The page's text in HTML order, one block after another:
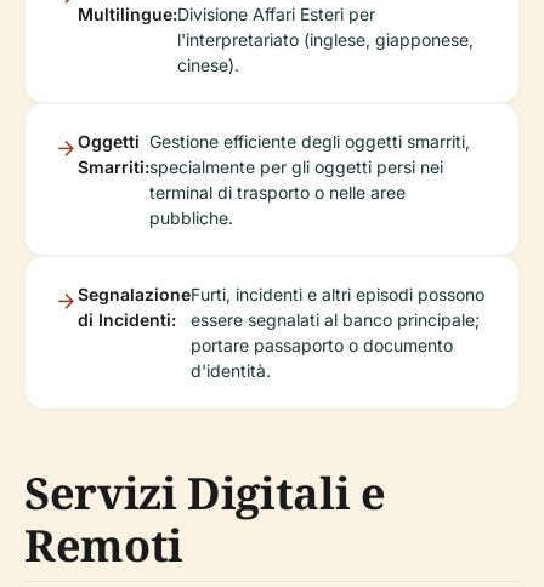
Multilingue:Divisione Affari Esteri per
l'interpretariato (inglese, giapponese,
cinese).
Oggetti
Smarriti:
Gestione efficiente degli oggetti smarriti,
specialmente per gli oggetti persi nei
terminal di trasporto o nelle aree
pubbliche.
Segnalazione
di Incidenti:
Furti, incidenti e altri episodi possono
essere segnalati al banco principale;
portare passaporto o documento
d'identità.
Servizi Digitali e
Remoti